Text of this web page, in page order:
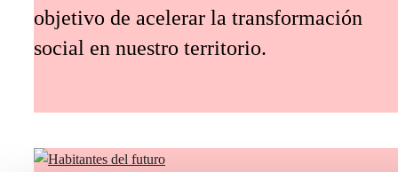
objetivo de acelerar la transformación
social en nuestro territorio.